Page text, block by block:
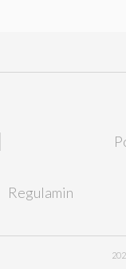
Regulamin